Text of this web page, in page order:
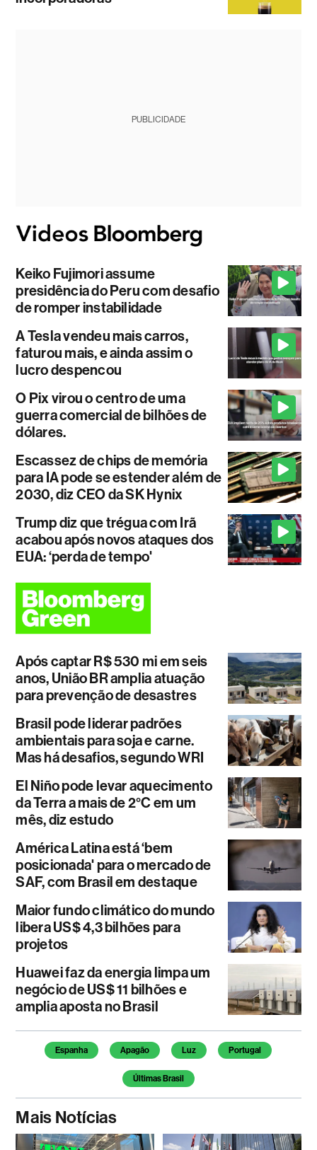
PUBLICIDADE
Keiko Fujimori assume
presidência do Peru com desafio
de romper instabilidade
A Tesla vendeu mais carros,
faturou mais, e ainda assim o
lucro despencou
O Pix virou o centro de uma
guerra comercial de bilhões de
dólares.
Escassez de chips de memória
para IA pode se estender além de
2030, diz CEO da SK Hynix
Trump diz que trégua com Irã
acabou após novos ataques dos
EUA: ‘perda de tempo'
Após captar R$ 530 mi em seis
anos, União BR amplia atuação
para prevenção de desastres
Brasil pode liderar padrões
ambientais para soja e carne.
Mas há desafios, segundo WRI
El Niño pode levar aquecimento
da Terra a mais de 2°C em um
mês, diz estudo
América Latina está ‘bem
posicionada' para o mercado de
SAF, com Brasil em destaque
Maior fundo climático do mundo
libera US$ 4,3 bilhões para
projetos
Huawei faz da energia limpa um
negócio de US$ 11 bilhões e
amplia aposta no Brasil
Temas deste artigo
Espanha Apagão Luz Portugal
Últimas Brasil
Mais Notícias